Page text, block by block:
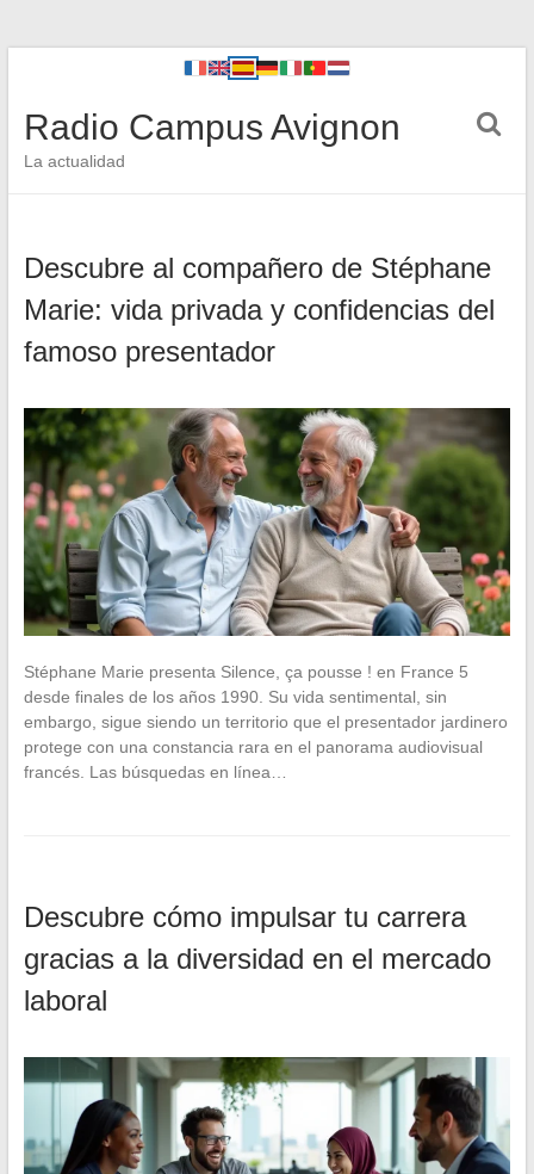
Radio Campus Avignon
La actualidad
Descubre al compañero de Stéphane
Marie: vida privada y confidencias del
famoso presentador
Stéphane Marie presenta Silence, ça pousse ! en France 5
desde finales de los años 1990. Su vida sentimental, sin
embargo, sigue siendo un territorio que el presentador jardinero
protege con una constancia rara en el panorama audiovisual
francés. Las búsquedas en línea…
Descubre cómo impulsar tu carrera
gracias a la diversidad en el mercado
laboral